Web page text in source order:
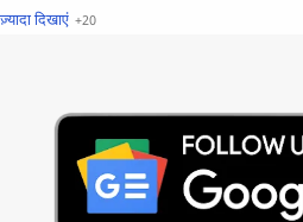
खबरें फटाफट
Current Affairs Test Current
Daily Current Aff Daily